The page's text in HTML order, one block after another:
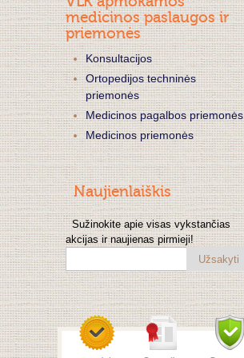
medicinos paslaugos ir
priemonės
Konsultacijos
Ortopedijos techninės
priemonės
Medicinos pagalbos priemonės
Medicinos priemonės
Naujienlaiškis
Sužinokite apie visas vykstančias
akcijas ir naujienas pirmieji!
Užsakyti